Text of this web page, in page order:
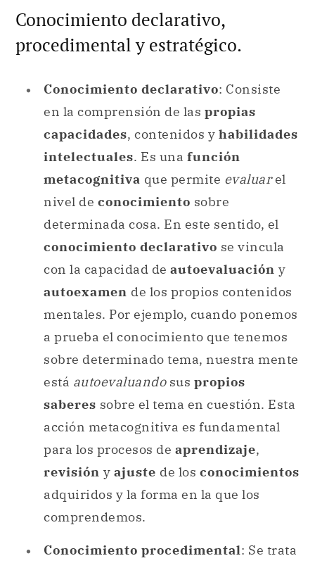
Conocimiento declarativo,
procedimental y estratégico.
Conocimiento declarativo: Consiste
en la comprensión de las propias
capacidades, contenidos y habilidades
intelectuales. Es una función
metacognitiva que permite evaluarel
nivel de conocimiento sobre
determinada cosa. En este sentido, el
conocimiento declarativo se vincula
con la capacidad de autoevaluación y
autoexamen de los propios contenidos
mentales. Por ejemplo, cuando ponemos
a prueba el conocimiento que tenemos
sobre determinado tema, nuestra mente
está autoevaluando sus propios
saberes sobre el tema en cuestión. Esta
acción metacognitiva es fundamental
para los procesos de aprendizaje,
revisión y ajuste de los conocimientos
adquiridos y la forma en la que los
comprendemos.
Conocimiento procedimental: Se trata